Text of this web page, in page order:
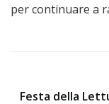
per continuare a
Festa della